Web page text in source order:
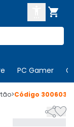

PC Gamer
>Código 300603
